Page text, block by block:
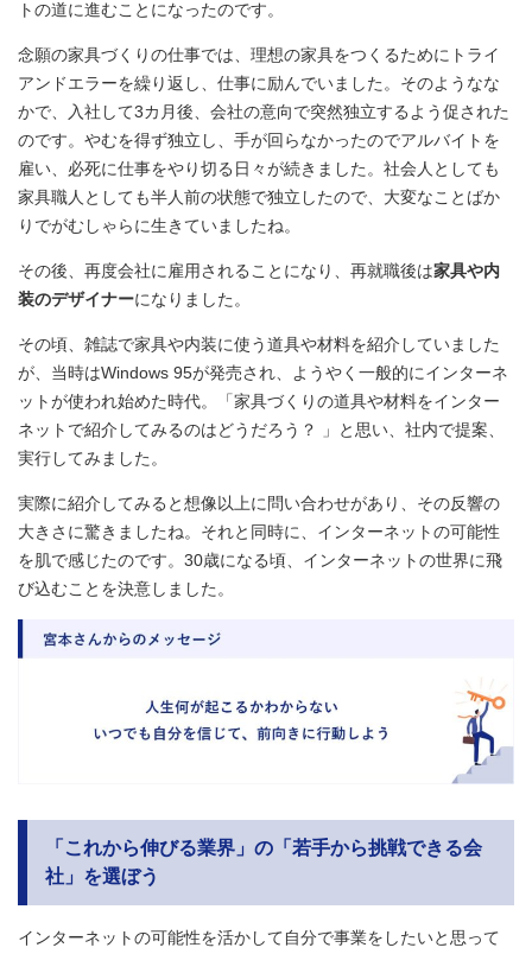
トの道に進むことになったのです。
念願の家具づくりの仕事では、理想の家具をつくるためにトライ
アンドエラーを繰り返し、仕事に励んでいました。そのようなな
かで、入社して3カ月後、会社の意向で突然独立するよう促された
のです。やむを得ず独立し、手が回らなかったのでアルバイトを
雇い、必死に仕事をやり切る日々が続きました。社会人としても
家具職人としても半人前の状態で独立したので、大変なことばか
りでがむしゃらに生きていましたね。
その後、再度会社に雇用されることになり、再就職後は家具や内
装のデザイナーになりました。
その頃、雑誌で家具や内装に使う道具や材料を紹介していました
が、当時はWindows 95が発売され、ようやく一般的にインターネ
ットが使われ始めた時代。「家具づくりの道具や材料をインター
ネットで紹介してみるのはどうだろう？ 」と思い、社内で提案、
実行してみました。
実際に紹介してみると想像以上に問い合わせがあり、その反響の
大きさに驚きましたね。それと同時に、インターネットの可能性
を肌で感じたのです。30歳になる頃、インターネットの世界に飛
び込むことを決意しました。
「これから伸びる業界」の「若手から挑戦できる会
社」を選ぼう
インターネットの可能性を活かして自分で事業をしたいと思って